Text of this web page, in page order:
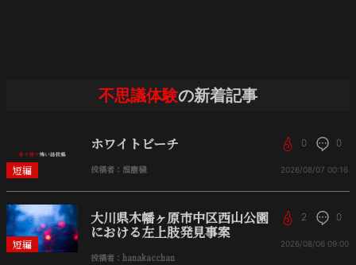
不思議体験の新着記事
短編
ホワイトビーチ
投稿者：溜塵穢
0 0
2026/08/07 00:16
短編
大川県木幡ヶ原市中区西山公園
における左上肢発見事案
投稿者：hanakacchan
2 0
2026/08/06 09:00